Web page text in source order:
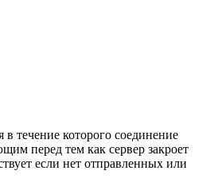
течение которого соединение
перед тем как сервер закроет
если нет отправленных или